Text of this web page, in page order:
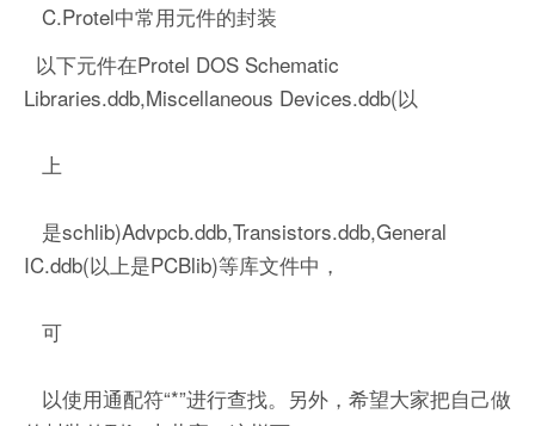
C.Protel中常用元件的封装
以下元件在Protel DOS Schematic
Libraries.ddb,Miscellaneous Devices.ddb(以
上
是schlib)Advpcb.ddb,Transistors.ddb,General
IC.ddb(以上是PCBlib)等库文件中，
可
以使用通配符“*”进行查找。另外，希望大家把自己做